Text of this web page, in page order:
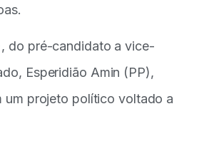
do pré-candidato a vice-
Esperidião Amin (PP),
um projeto político voltado a